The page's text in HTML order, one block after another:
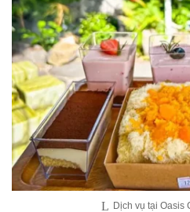
Dịch vụ tại Oasis